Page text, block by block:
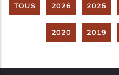
TOUS 2026 2025
2020 2019